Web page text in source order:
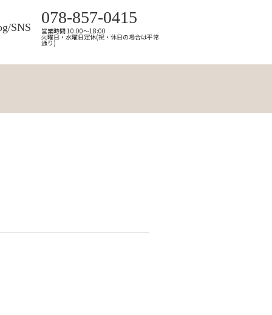
SNS
078-857-0415
営業時間 10:00～18:00
火曜日・水曜日定休(祝・休日の場合は平常
通り)